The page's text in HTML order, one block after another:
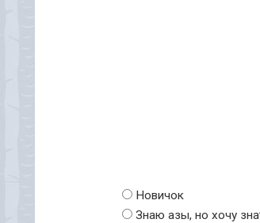
Новичок
Знаю азы, но хочу